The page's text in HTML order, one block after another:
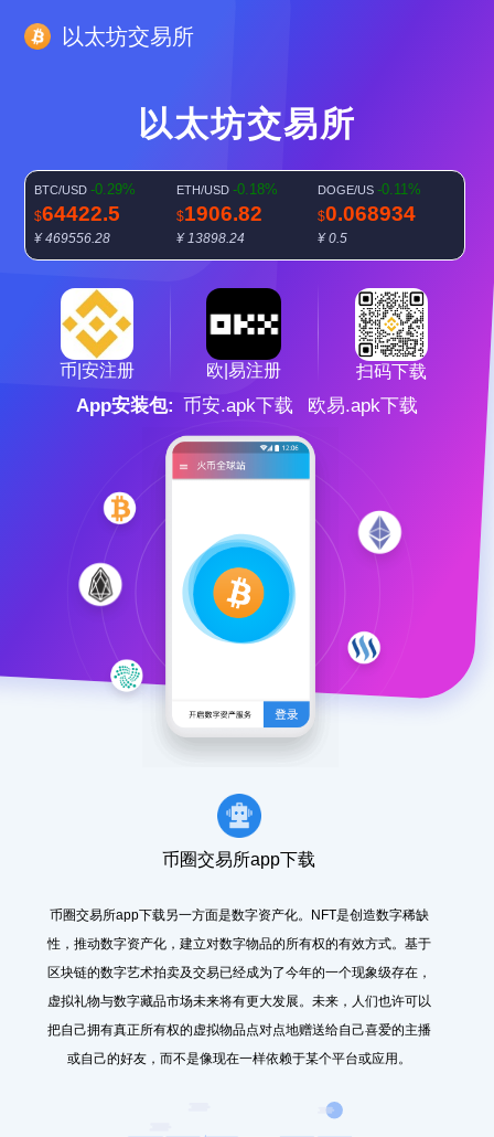
以太坊交易所
以太坊交易所
BTC/USD -0.29%
$64422.5
¥ 469556.28
ETH/USD -0.18%
$1906.82
¥ 13898.24
DOGE/US -0.11%
$0.068934
¥ 0.5
73.0835
¥ 532.68
币|安注册 欧|易注册 扫码下载
App安装包: 币安.apk下载 欧易.apk下载
币圈交易所app下载
币圈交易所app下载另一方面是数字资产化。NFT是创造数字稀缺
性，推动数字资产化，建立对数字物品的所有权的有效方式。基于
区块链的数字艺术拍卖及交易已经成为了今年的一个现象级存在，
虚拟礼物与数字藏品市场未来将有更大发展。未来，人们也许可以
把自己拥有真正所有权的虚拟物品点对点地赠送给自己喜爱的主播
或自己的好友，而不是像现在一样依赖于某个平台或应用。